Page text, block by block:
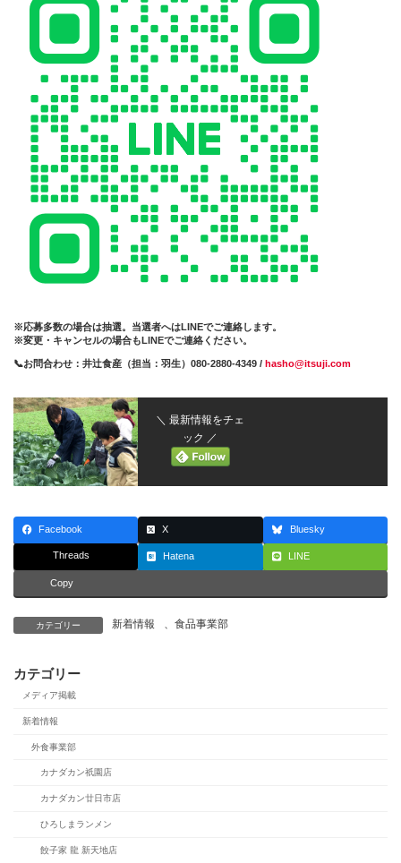
※応募多数の場合は抽選。当選者へはLINEでご連絡します。
※変更・キャンセルの場合もLINEでご連絡ください。
📞お問合わせ：井辻食産（担当：羽生）080-2880-4349 / hasho@itsuji.com
＼ 最新情報をチェ
ック ／
Facebook X Bluesky
Threads Hatena LINE
Copy
カテゴリー 新着情報 、 食品事業部
カテゴリー
メディア掲載
新着情報
外食事業部
カナダカン祇園店
カナダカン廿日市店
ひろしまランメン
餃子家 龍 新天地店